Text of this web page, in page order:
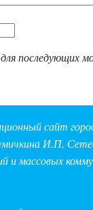
последующих
сайт
И.П.
и массовых